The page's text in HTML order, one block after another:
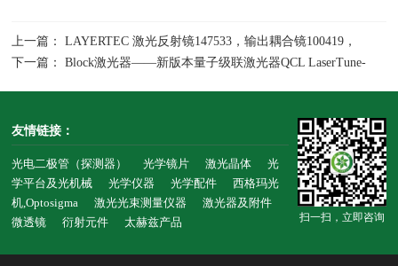
上一篇： LAYERTEC 激光反射镜147533，输出耦合镜100419，
109581，用于2940nm医疗美容
下一篇： Block激光器——新版本量子级联激光器QCL LaserTune-
友情链接：
光电二极管（探测器） 光学镜片 激光晶体
光
学平台及光机械
光学仪器 光学配件
西格玛光
机,Optosigma
激光光束测量仪器
激光器及附件
微透镜
衍射元件 太赫兹产品 扫一扫，立即咨询